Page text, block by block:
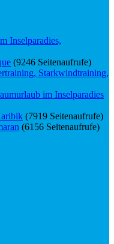
Inselparadies,
(9246 Seitenaufrufe)
Starkwindtraining,
im Inselparadies
(7919 Seitenaufrufe)
(6156 Seitenaufrufe)